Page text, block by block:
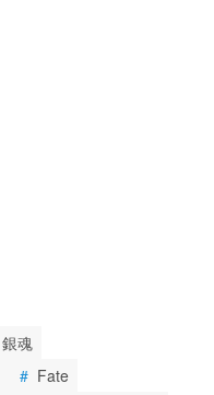
銀魂
# Fate